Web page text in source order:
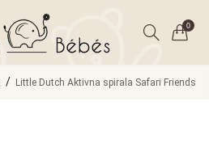
0
Little Dutch Aktivna spirala Safari Friends